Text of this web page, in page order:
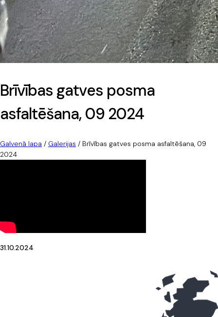
Brīvības gatves posma
asfaltēšana, 09 2024
Galvenā lapa / Galerijas / Brīvības gatves posma asfaltēšana, 09
2024
31.10.2024